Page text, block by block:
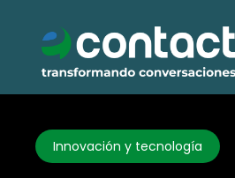
contenido
Innovación y tecnología